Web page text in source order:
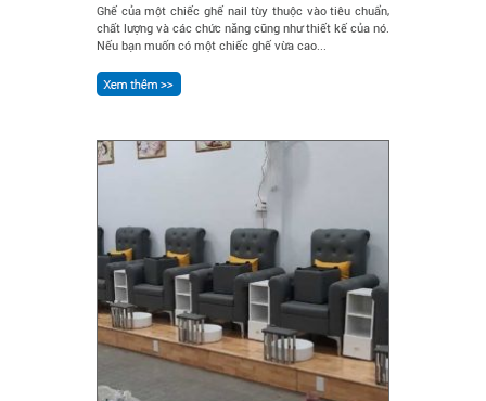
Ghế của một chiếc ghế nail tùy thuộc vào tiêu chuẩn,
chất lượng và các chức năng cũng như thiết kế của nó.
Nếu bạn muốn có một chiếc ghế vừa cao...